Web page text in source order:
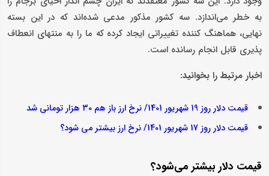
به خطر می‌اندازد. سه کشور مذکور مدعی شده‌اند که در این بسته
نهایی، هماهنگ کننده تغییراتی ایجاد کرده که ما را به منتهای انعطاف
پذیری قابل انجام رسانده است.
اخبار مرتبط را بخوانید:
قیمت دلار روز 19 شهریور 1401/ نرخ ارز باز هم 30 هزار تومانی شد
قیمت دلار روز 17 شهریور 1401/ نرخ ارز بیشتر می شود؟
قیمت دلار بیشتر می‌شود؟